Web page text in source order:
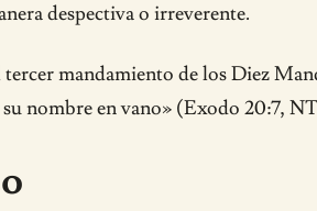
despectiva o irreverente.
mandamiento de los Diez
nombre en vano» (Exodo 20:7,